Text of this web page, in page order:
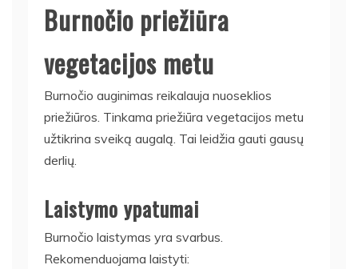
Burnočio priežiūra
vegetacijos metu
Burnočio auginimas reikalauja nuoseklios
priežiūros. Tinkama priežiūra vegetacijos metu
užtikrina sveiką augalą. Tai leidžia gauti gausų
derlių.
Laistymo ypatumai
Burnočio laistymas yra svarbus.
Rekomenduojama laistyti: